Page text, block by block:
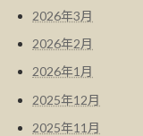
2026年3月
2026年2月
2026年1月
2025年12月
2025年11月